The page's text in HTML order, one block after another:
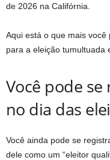
de 2026 na Califórnia.
Aqui está o que mais
para a eleição tumultuada
Você pode
no dia das
Você ainda pode se
dele como um “eleitor